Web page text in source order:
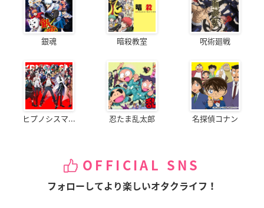
銀魂 暗殺教室 呪術廻戦
ヒプノシスマ... 忍たま乱太郎 名探偵コナン
OFFICIAL SNS
フォローしてより楽しいオタクライフ！